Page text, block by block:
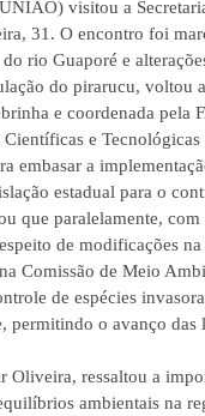
visitou a
31. O encontro foi
rio Guaporé e
do pirarucu, voltou
e coordenada pela
e
embasar a
estadual para o
que paralelamente,
de modificações
Comissão de Meio
de espécies
permitindo o avanço
Oliveira, ressaltou a
ambientais na